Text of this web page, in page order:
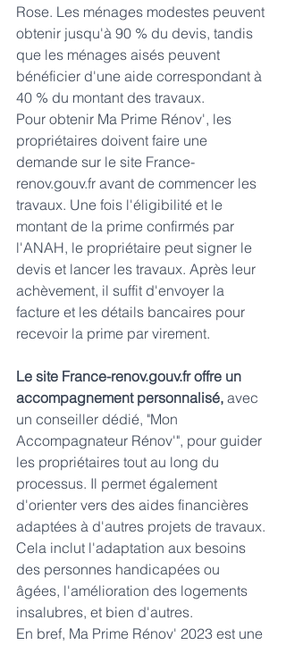
Rose. Les ménages modestes peuvent
obtenir jusqu'à 90 % du devis, tandis
que les ménages aisés peuvent
bénéficier d'une aide correspondant à
40 % du montant des travaux.
Pour obtenir Ma Prime Rénov', les
propriétaires doivent faire une
demande sur le site France-
renov.gouv.fr avant de commencer les
travaux. Une fois l'éligibilité et le
montant de la prime confirmés par
l'ANAH, le propriétaire peut signer le
devis et lancer les travaux. Après leur
achèvement, il suffit d'envoyer la
facture et les détails bancaires pour
recevoir la prime par virement.
Le site France-renov.gouv.fr offre un
accompagnement personnalisé, avec
un conseiller dédié, "Mon
Accompagnateur Rénov'", pour guider
les propriétaires tout au long du
processus. Il permet également
d'orienter vers des aides financières
adaptées à d'autres projets de travaux.
Cela inclut l'adaptation aux besoins
des personnes handicapées ou
âgées, l'amélioration des logements
insalubres, et bien d'autres.
En bref, Ma Prime Rénov' 2023 est une